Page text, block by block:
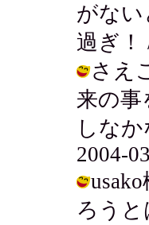
がな
過ぎ！
さえ
来の事
しな
2004-
ろう